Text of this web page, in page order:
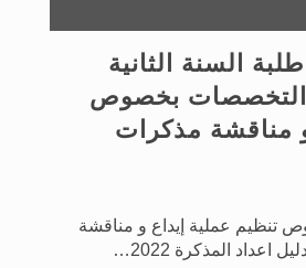
السنة الثانية
التخصصات بخصوص
مناقشة مذكرات
تنظيم عملية إيداع و مناقشة